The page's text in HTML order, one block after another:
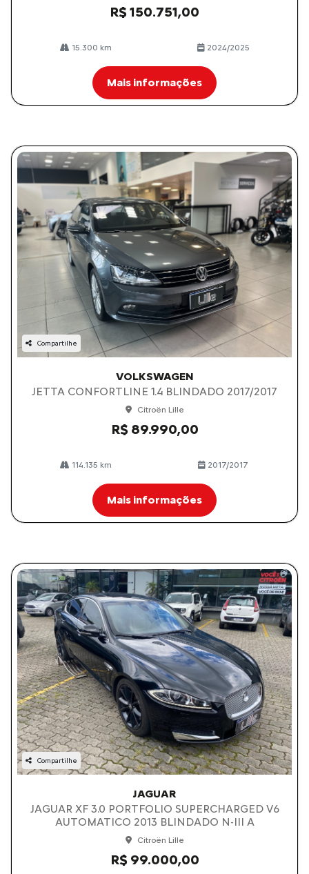
R$ 150.751,00
15.300 km 2024/2025
Mais informações
Compartilhe
VOLKSWAGEN
JETTA CONFORTLINE 1.4 BLINDADO 2017/2017
Citroën Lille
R$ 89.990,00
114.135 km 2017/2017
Mais informações
Compartilhe
JAGUAR
JAGUAR XF 3.0 PORTFOLIO SUPERCHARGED V6
AUTOMATICO 2013 BLINDADO N-III A
Citroën Lille
R$ 99.000,00